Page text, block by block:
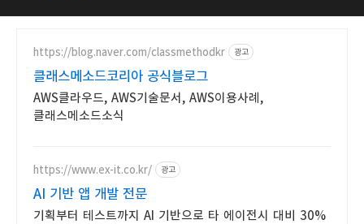
https://blog.naver.com/classmethodkr 광고
클래스메소드코리아 공식블로그
AWS클라우드, AWS기술문서, AWS이용사례,
클래스메소드소식
https://www.ex-it.co.kr/ 광고
AI 기반 앱 개발 전문
기획부터 테스트까지 AI 기반으로 타 에이전시 대비 30%